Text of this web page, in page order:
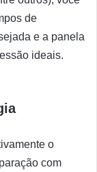
de
e a panela
ideais.
o
com